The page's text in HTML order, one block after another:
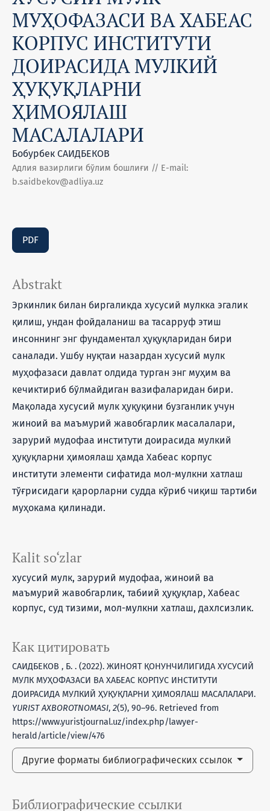
МУҲОФАЗАСИ ВА ХАБЕАС
КОРПУС ИНСТИТУТИ
ДОИРАСИДА МУЛКИЙ
ҲУҚУҚЛАРНИ
ҲИМОЯЛАШ
МАСАЛАЛАРИ
Бобурбек САИДБЕКОВ
Адлия вазирлиги бўлим бошлиғи // E-mail:
b.saidbekov@adliya.uz
PDF
Kalit so‘zlar
хусусий мулк, зарурий мудофаа, жиноий ва
маъмурий жавобгарлик, табиий ҳуқуқлар, Хабеас
корпус, суд тизими, мол-мулкни хатлаш, дахлсизлик.
Как цитировать
САИДБЕКОВ , Б. . (2022). ЖИНОЯТ ҚОНУНЧИЛИГИДА ХУСУСИЙ
МУЛК МУҲОФАЗАСИ ВА ХАБЕАС КОРПУС ИНСТИТУТИ
ДОИРАСИДА МУЛКИЙ ҲУҚУҚЛАРНИ ҲИМОЯЛАШ МАСАЛАЛАРИ.
YURIST AXBOROTNOMASI, 2(5), 90–96. Retrieved from
https://www.yuristjournal.uz/index.php/lawyer-
herald/article/view/476
Другие форматы библиографических ссылок
Abstrakt
Эркинлик билан биргаликда хусусий мулкка эгалик
қилиш, ундан фойдаланиш ва тасарруф этиш
инсоннинг энг фундаментал ҳуқуқларидан бири
саналади. Ушбу нуқтаи назардан хусусий мулк
муҳофазаси давлат олдида турган энг муҳим ва
кечиктириб бўлмайдиган вазифаларидан бири.
Мақолада хусусий мулк ҳуқуқини бузганлик учун
жиноий ва маъмурий жавобгарлик масалалари,
зарурий мудофаа институти доирасида мулкий
ҳуқуқларни ҳимоялаш ҳамда Хабеас корпус
институти элементи сифатида мол-мулкни хатлаш
тўғрисидаги қарорларни судда кўриб чиқиш тартиби
муҳокама қилинади.
Библиографические ссылки